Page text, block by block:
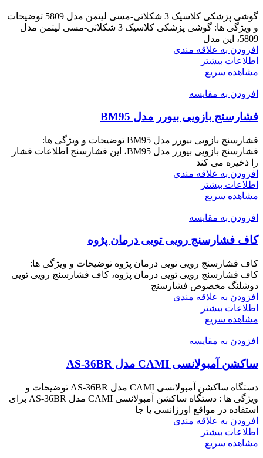
گوشی پزشکی کلاسیک 3 شکلاتی-مسی لیتمن مدل 5809 توضیحات
و ویژگی ها: گوشی پزشکی کلاسیک 3 شکلاتی-مسی لیتمن مدل
5809، این مدل
افزودن به علاقه مندی
اطلاعات بیشتر
مشاهده سریع
افزودن به مقایسه
فشارسنج بازویی بیورر مدل BM95
فشارسنج بازویی بیورر مدل BM95 توضیحات و ویژگی ها:
فشارسنج بازویی بیورر مدل BM95، این فشارسنج اطلاعات فشار
را ذخیره می کند
افزودن به علاقه مندی
اطلاعات بیشتر
مشاهده سریع
افزودن به مقایسه
کاف فشارسنج رویی تویی درمان پژوه
کاف فشارسنج رویی تویی درمان پژوه توضیحات و ویژگی ها:
کاف فشارسنج رویی تویی درمان پژوه، کاف فشارسنج رویی تویی
دوشلنگ مخصوص فشارسنج
افزودن به علاقه مندی
اطلاعات بیشتر
مشاهده سریع
افزودن به مقایسه
ساکشن آمبولانسی CAMI مدل AS-36BR
دستگاه ساکشن آمبولانسی CAMI مدل AS-36BR توضیحات و
ویژگی ها : دستگاه ساکشن آمبولانسی CAMI مدل AS-36BR برای
استفاده در مواقع اورژانسی یا جا
افزودن به علاقه مندی
اطلاعات بیشتر
مشاهده سریع